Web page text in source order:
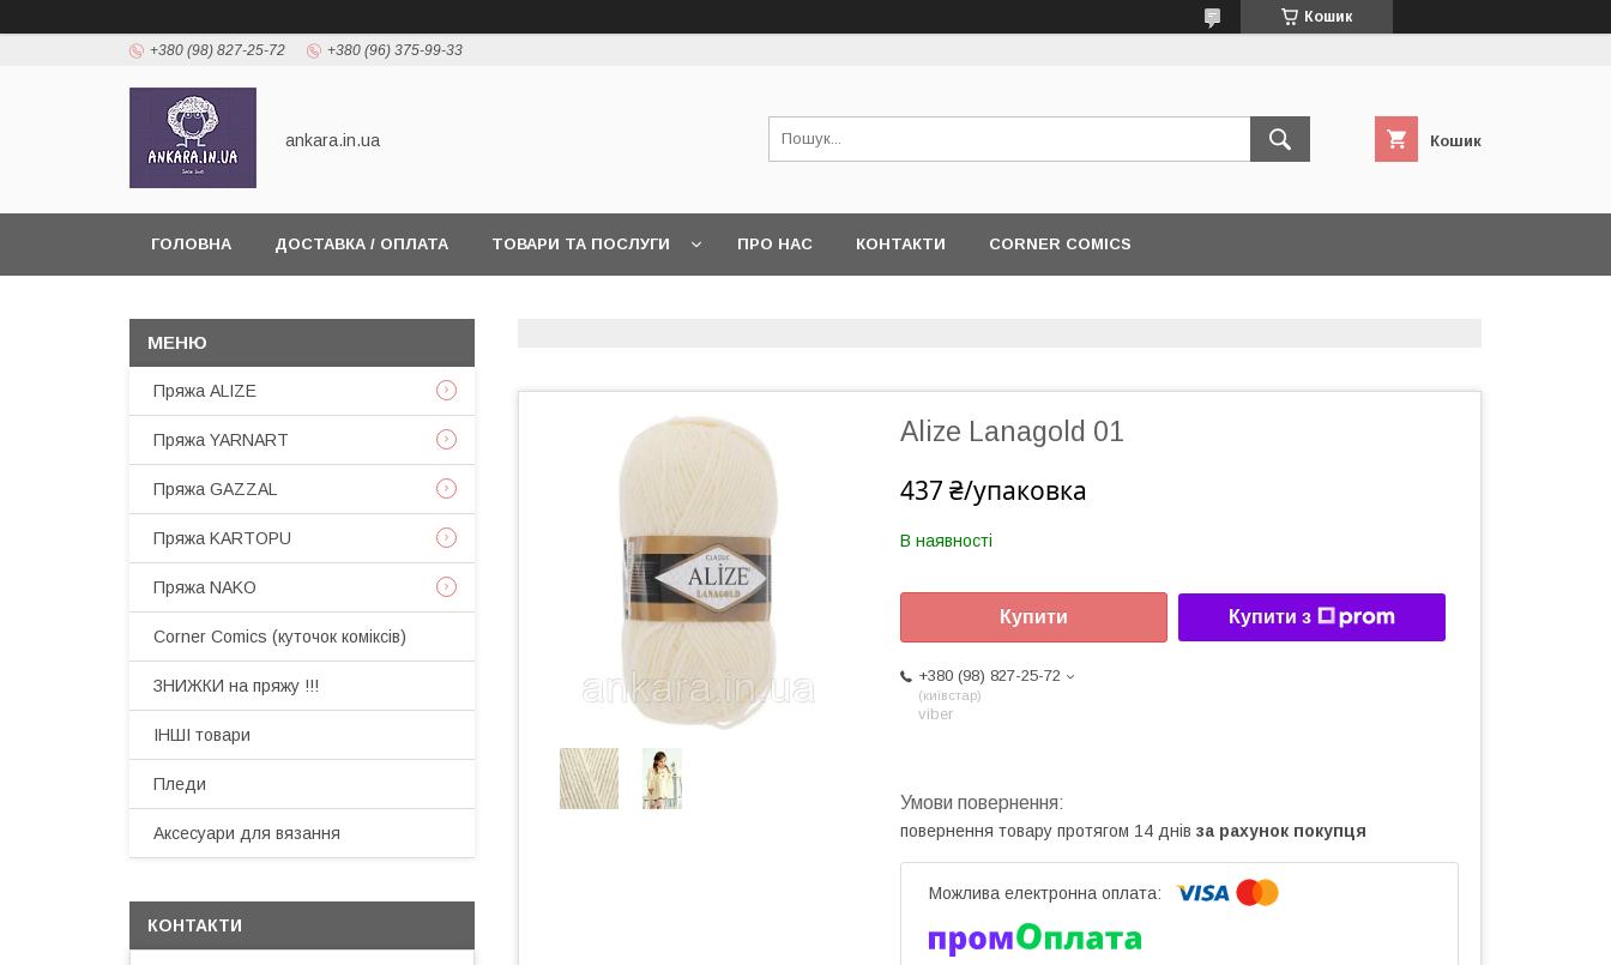
Кошик
+380 (98) 827-25-72 +380 (96) 375-99-33
ankara.in.ua Кошик
ГОЛОВНА ДОСТАВКА / ОПЛАТА ТОВАРИ ТА ПОСЛУГИ ПРО НАС КОНТАКТИ CORNER COMICS
Alize Lanagold 01
437 ₴/упаковка
В наявності
Купити Купити з
+380 (98) 827-25-72
київстар
viber
повернення товару протягом 14 днів за рахунок покупця
Пряжа ALIZE
Пряжа YARNART
Пряжа GAZZAL
Пряжа KARTOPU
Пряжа NAKO
Corner Comics (куточок коміксів)
ЗНИЖКИ на пряжу !!!
ІНШІ товари
Пледи
Аксесуари для вязання
КОНТАКТИ